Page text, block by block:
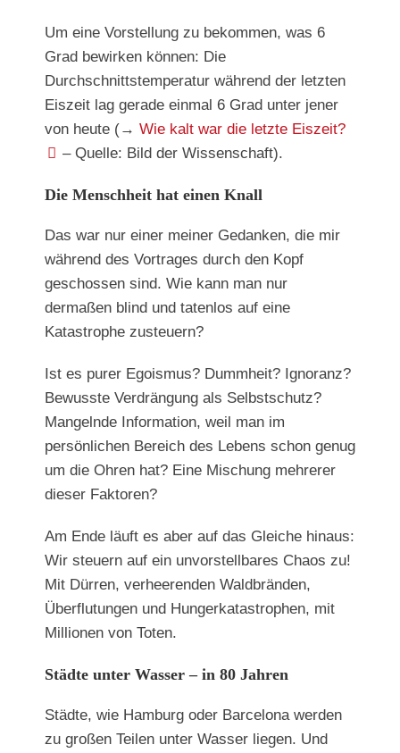
Um eine Vorstellung zu bekommen, was 6
Grad bewirken können: Die
Durchschnittstemperatur während der letzten
Eiszeit lag gerade einmal 6 Grad unter jener
von heute (→ Wie kalt war die letzte Eiszeit?
– Quelle: Bild der Wissenschaft).
Die Menschheit hat einen Knall
Das war nur einer meiner Gedanken, die mir
während des Vortrages durch den Kopf
geschossen sind. Wie kann man nur
dermaßen blind und tatenlos auf eine
Katastrophe zusteuern?
Ist es purer Egoismus? Dummheit? Ignoranz?
Bewusste Verdrängung als Selbstschutz?
Mangelnde Information, weil man im
persönlichen Bereich des Lebens schon genug
um die Ohren hat? Eine Mischung mehrerer
dieser Faktoren?
Am Ende läuft es aber auf das Gleiche hinaus:
Wir steuern auf ein unvorstellbares Chaos zu!
Mit Dürren, verheerenden Waldbränden,
Überflutungen und Hungerkatastrophen, mit
Millionen von Toten.
Städte unter Wasser – in 80 Jahren
Städte, wie Hamburg oder Barcelona werden
zu großen Teilen unter Wasser liegen. Und